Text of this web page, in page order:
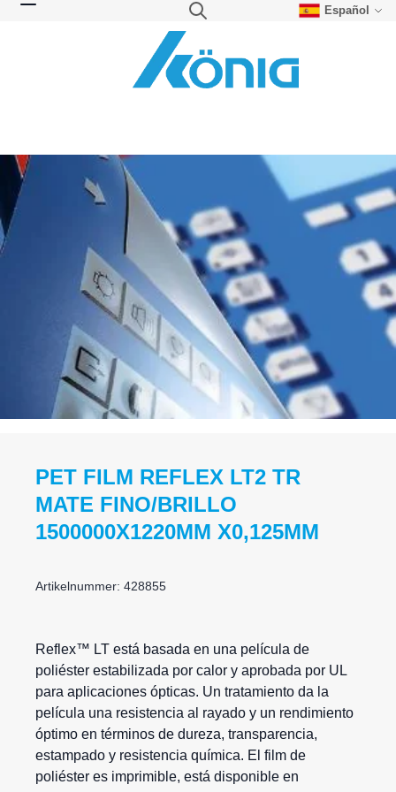
Español
PET FILM REFLEX LT2 TR
MATE FINO/BRILLO
1500000X1220MM X0,125MM
Artikelnummer: 428855
Reflex™ LT está basada en una película de
poliéster estabilizada por calor y aprobada por UL
para aplicaciones ópticas. Un tratamiento da la
película una resistencia al rayado y un rendimiento
óptimo en términos de dureza, transparencia,
estampado y resistencia química. El film de
poliéster es imprimible, está disponible en